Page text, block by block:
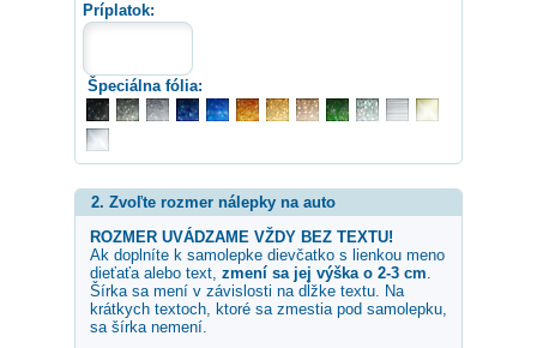
Príplatok:
Špeciálna fólia:
2. Zvoľte rozmer nálepky na auto
ROZMER UVÁDZAME VŽDY BEZ TEXTU!
Ak doplníte k samolepke dievčatko s lienkou meno
dieťaťa alebo text, zmení sa jej výška o 2-3 cm.
Šírka sa mení v závislosti na dĺžke textu. Na
krátkych textoch, ktoré sa zmestia pod samolepku,
sa šírka nemení.